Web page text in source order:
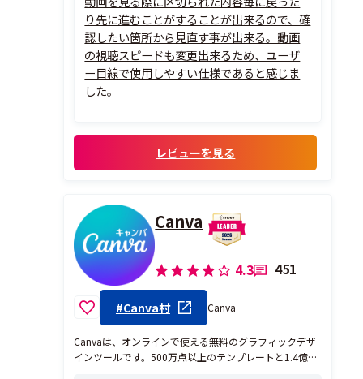
り先に進むことがすることが出来るので、確
認したい箇所から見直す事が出来る。動画
の視聴スピードも変更出来るため、ユーザ
ー目線で使用しやすい仕様であると感じま
した。
レビューを見る
Canva
4.3 451
#Canva村 Canva
Canvaは、オンラインで使える無料のグラフィックデザ
インツールです。500万点以上のテンプレートと1.4億点